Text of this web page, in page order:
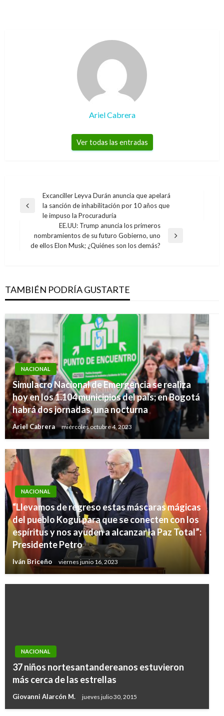
Ariel Cabrera
Ver todas las entradas
Navegación
de
Entrada
anterior
Excanciller Leyva Durán anuncia que apelará
la sanción de inhabilitación por 10 años que
le impuso la Procuraduría
Entrada
siguiente
EE.UU: Trump anuncia los primeros
nombramientos de su futuro Gobierno, uno
de ellos Elon Musk; ¿Quiénes son los demás?
TAMBIÉN PODRÍA GUSTARTE
NACIONAL
Simulacro Nacional de Emergencia se realiza
hoy en los 1.104 municipios del país; en Bogotá
habrá dos jornadas, una nocturna
Ariel Cabrera miércoles octubre 4, 2023
NACIONAL
“Llevamos de regreso estas máscaras mágicas
del pueblo Kogui para que se conecten con los
espíritus y nos ayuden a alcanzar la Paz Total”:
Presidente Petro
Iván Briceño viernes junio 16, 2023
NACIONAL
37 niños nortesantandereanos estuvieron
más cerca de las estrellas
Giovanni Alarcón M. jueves julio 30, 2015